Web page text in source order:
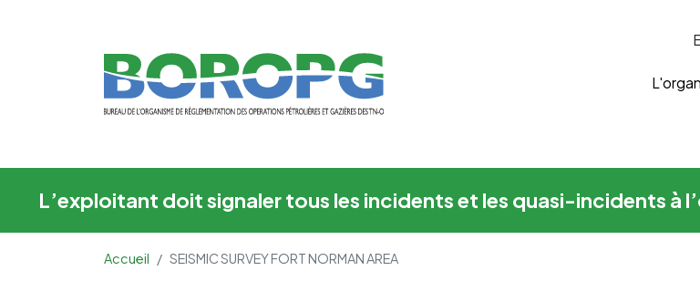
SEISMIC SURVEY FORT NORMAN
L’exploitant doit signaler tous les incidents et les quasi-incidents à
Accueil SEISMIC SURVEY FORT NORMAN AREA